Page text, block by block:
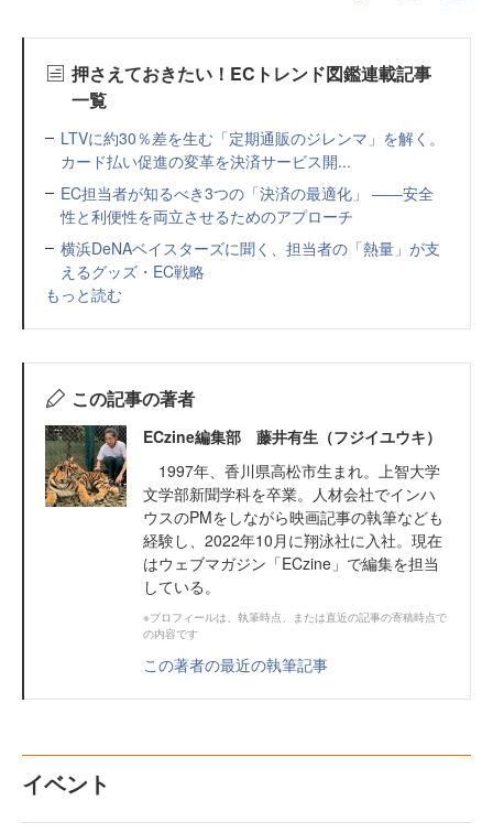
押さえておきたい！ECトレンド図鑑連載記事
一覧
LTVに約30％差を生む「定期通販のジレンマ」を解く。
カード払い促進の変革を決済サービス開...
EC担当者が知るべき3つの「決済の最適化」 ――安全
性と利便性を両立させるためのアプローチ
横浜DeNAベイスターズに聞く、担当者の「熱量」が支
えるグッズ・EC戦略
もっと読む
この記事の著者
ECzine編集部 藤井有生（フジイユウキ）
1997年、香川県高松市生まれ。上智大学
文学部新聞学科を卒業。人材会社でインハ
ウスのPMをしながら映画記事の執筆なども
経験し、2022年10月に翔泳社に入社。現在
はウェブマガジン「ECzine」で編集を担当
している。
※プロフィールは、執筆時点、または直近の記事の寄稿時点で
の内容です
この著者の最近の執筆記事
イベント